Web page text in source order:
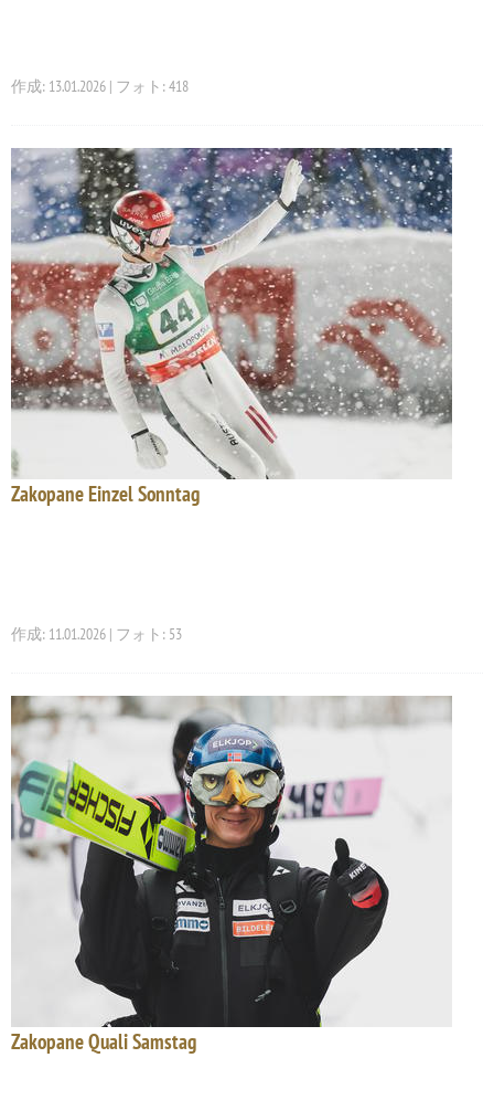
作成: 13.01.2026 | フォト: 418
Zakopane Einzel Sonntag
作成: 11.01.2026 | フォト: 53
Zakopane Quali Samstag